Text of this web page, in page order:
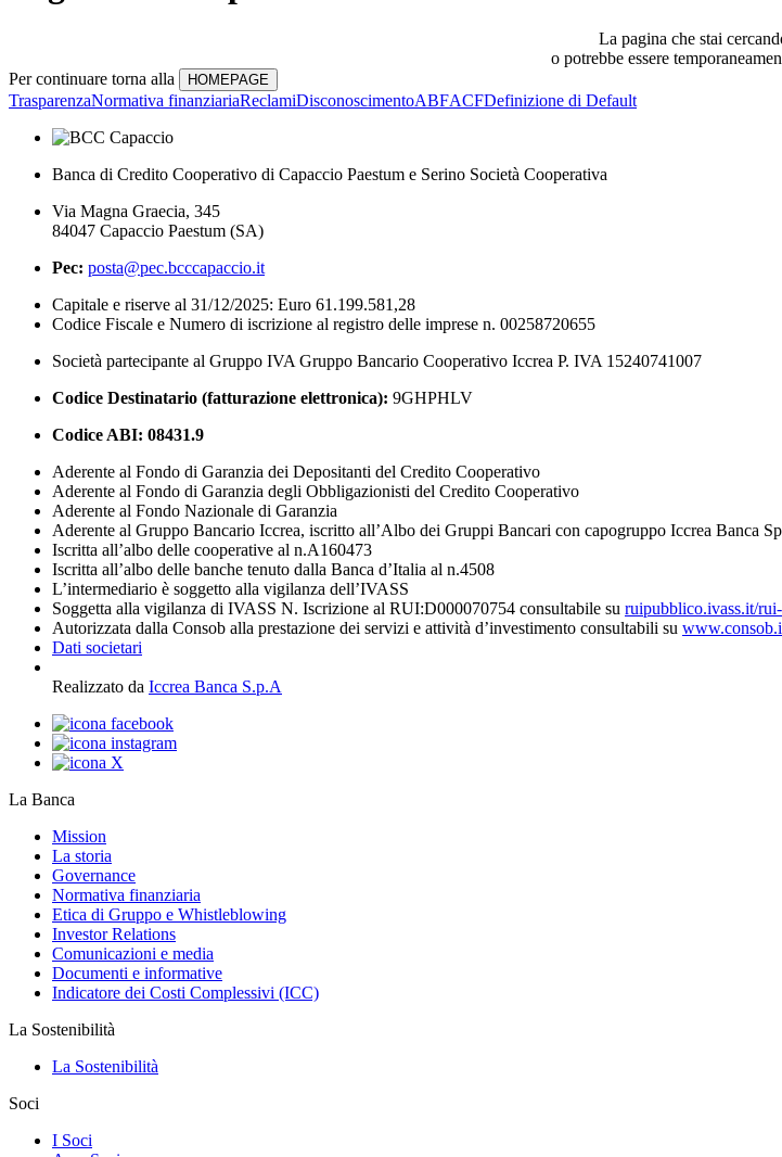
La pagina che stai
o potrebbe essere
Per continuare torna alla
TrasparenzaNormativa finanziariaReclamiDisconoscimentoABFACFDefinizione di Default
Banca di Credito Cooperativo di Capaccio Paestum e Serino Società Cooperativa
Via Magna Graecia, 345
84047 Capaccio Paestum (SA)
Pec: posta@pec.bcccapaccio.it
Capitale e riserve al 31/12/2025: Euro 61.199.581,28
Codice Fiscale e Numero di iscrizione al registro delle imprese n. 00258720655
Società partecipante al Gruppo IVA Gruppo Bancario Cooperativo Iccrea P. IVA 15240741007
Codice Destinatario (fatturazione elettronica): 9GHPHLV
Codice ABI: 08431.9
Aderente al Fondo di Garanzia dei Depositanti del Credito Cooperativo
Aderente al Fondo di Garanzia degli Obbligazionisti del Credito Cooperativo
Aderente al Fondo Nazionale di Garanzia
Aderente al Gruppo Bancario Iccrea, iscritto all’Albo dei Gruppi Bancari con capogruppo Iccrea Banca
Iscritta all’albo delle cooperative al n.A160473
Iscritta all’albo delle banche tenuto dalla Banca d’Italia al n.4508
L’intermediario è soggetto alla vigilanza dell’IVASS
Soggetta alla vigilanza di IVASS N. Iscrizione al RUI:D000070754 consultabile su ruipubblico.ivass.it/
Autorizzata dalla Consob alla prestazione dei servizi e attività d’investimento consultabili su
Dati societari
Realizzato da Iccrea Banca S.p.A
La Banca
Mission
La storia
Governance
Normativa finanziaria
Etica di Gruppo e Whistleblowing
Investor Relations
Comunicazioni e media
Documenti e informative
Indicatore dei Costi Complessivi (ICC)
La Sostenibilità
La Sostenibilità
Soci
I Soci